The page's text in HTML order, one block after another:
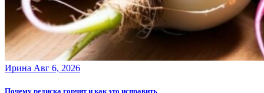
Ирина Авг 6, 2026
Почему редиска горчит и как это исправить